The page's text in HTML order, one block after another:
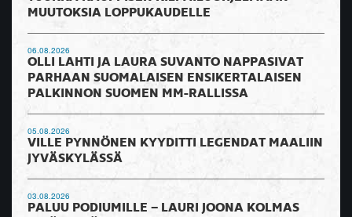
MUUTOKSIA LOPPUKAUDELLE
06.08.2026
OLLI LAHTI JA LAURA SUVANTO NAPPASIVAT
PARHAAN SUOMALAISEN ENSIKERTALAISEN
PALKINNON SUOMEN MM-RALLISSA
05.08.2026
VILLE PYNNÖNEN KYYDITTI LEGENDAT MAALIIN
JYVÄSKYLÄSSÄ
03.08.2026
PALUU PODIUMILLE – LAURI JOONA KOLMAS